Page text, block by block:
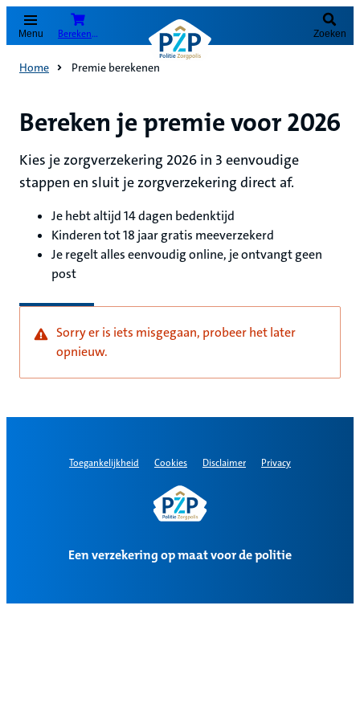
Menu Bereken je premie Zoeken
Home Premie berekenen
Bereken je premie voor 2026
Kies je zorgverzekering 2026 in 3 eenvoudige
stappen en sluit je zorgverzekering direct af.
Je hebt altijd 14 dagen bedenktijd
Kinderen tot 18 jaar gratis meeverzekerd
Je regelt alles eenvoudig online, je ontvangt geen
post
Sorry er is iets misgegaan, probeer het later
opnieuw.
Toegankelijkheid Cookies Disclaimer Privacy
Een verzekering op maat voor de politie